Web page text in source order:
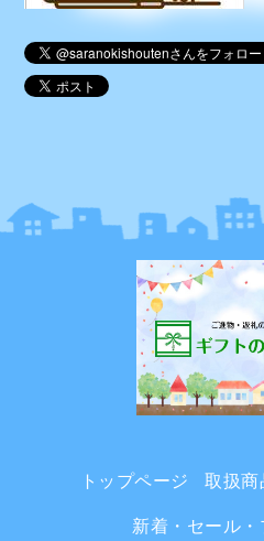
トップページ 取扱商
新着・セール・